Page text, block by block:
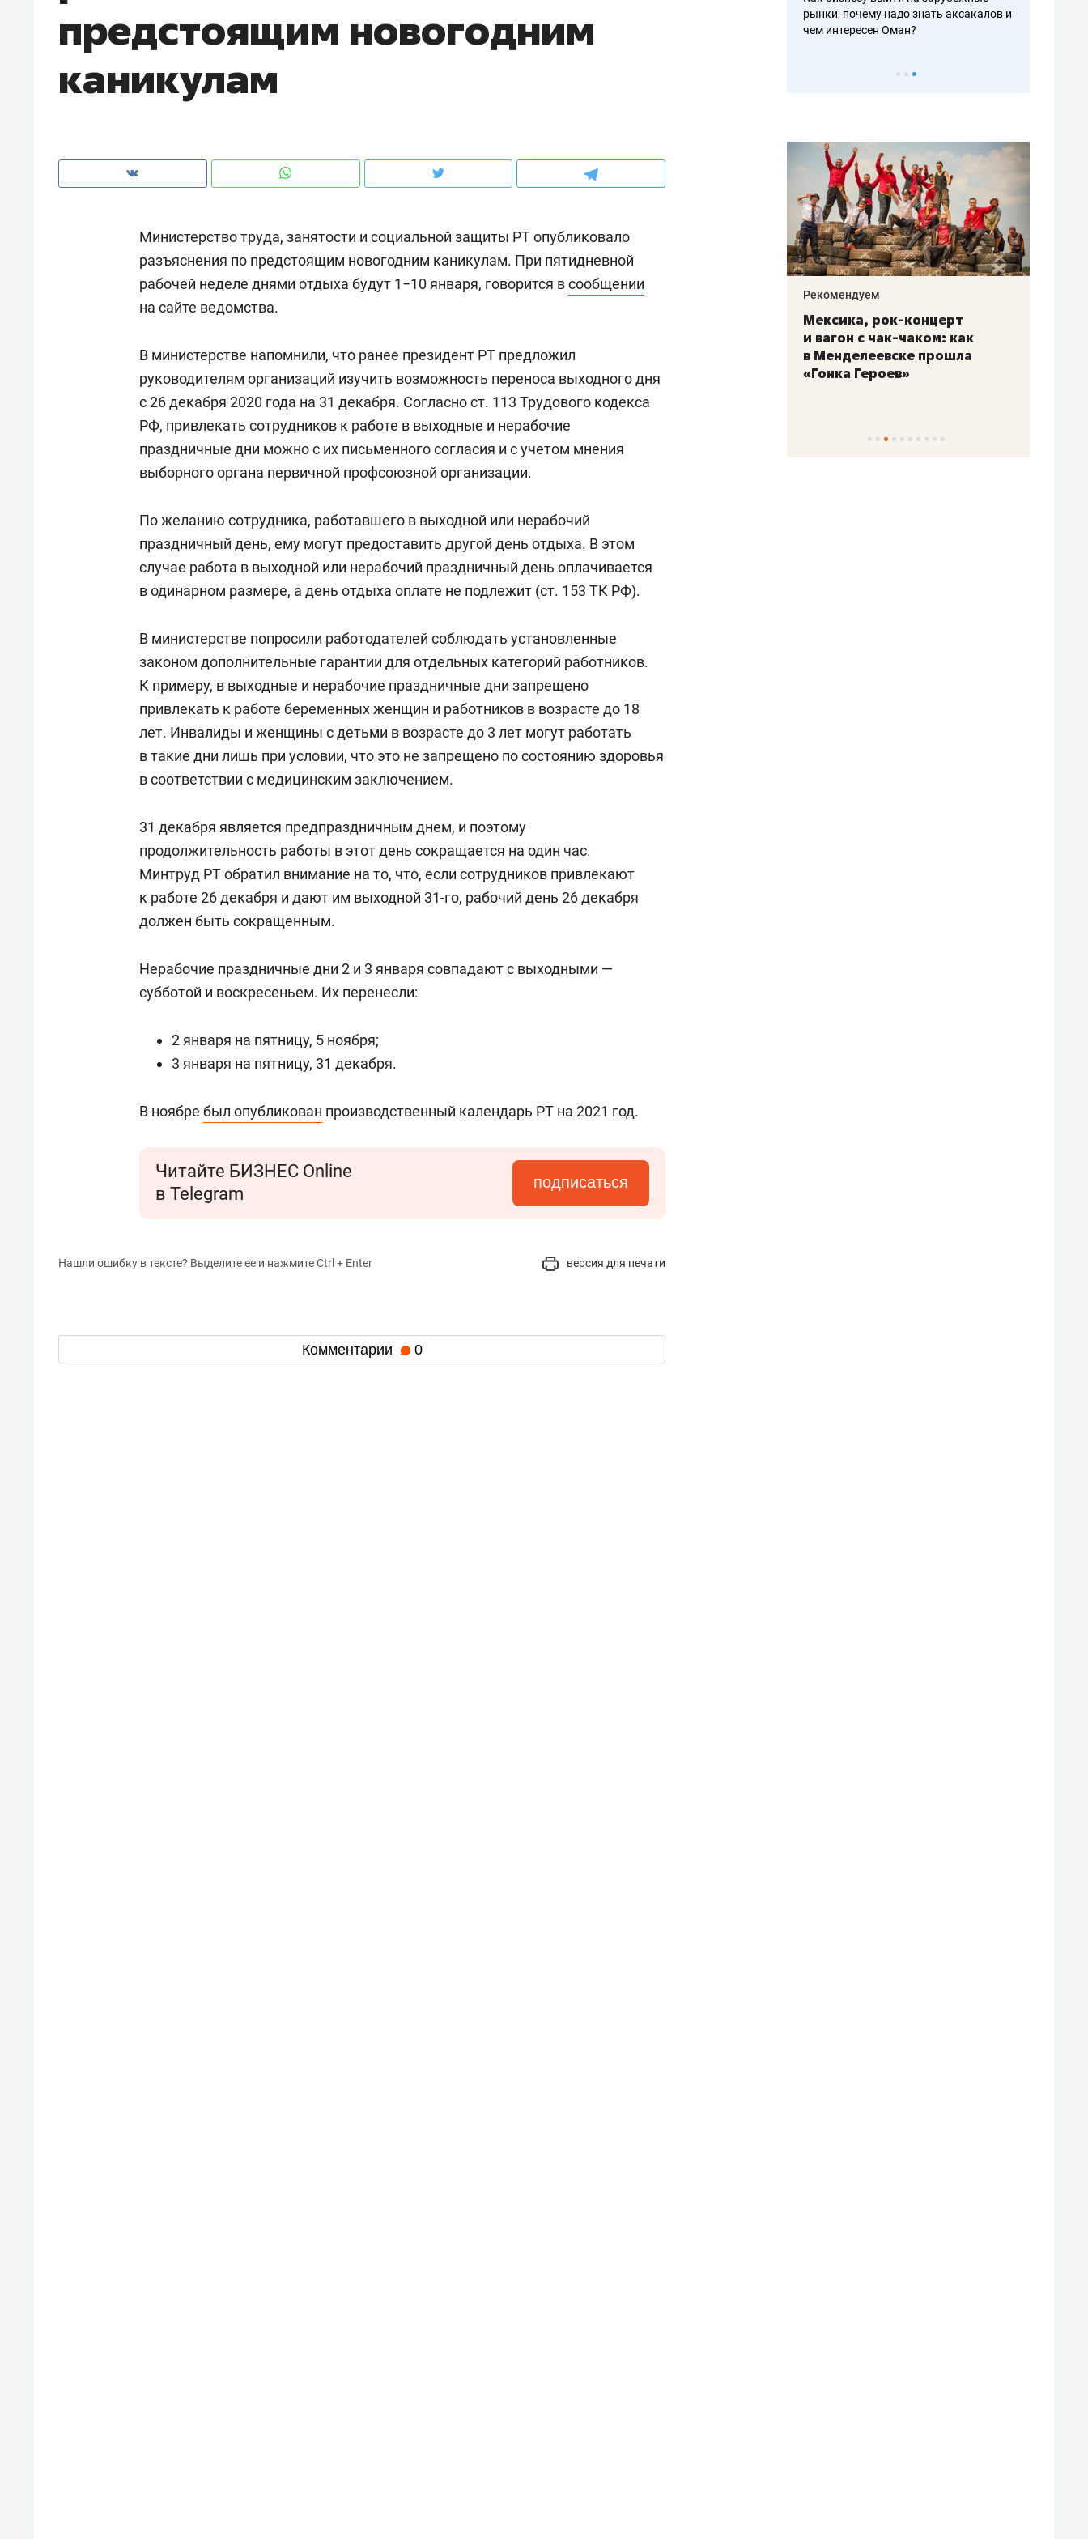
предстоящим новогодним
каникулам
Министерство труда, занятости и социальной защиты РТ опубликовало
разъяснения по предстоящим новогодним каникулам. При пятидневной
рабочей неделе днями отдыха будут 1−10 января, говорится всообщении
на сайте ведомства.
В министерстве напомнили, что ранее президент РТ предложил
руководителям организаций изучить возможность переноса выходного дня
с 26 декабря 2020 года на 31 декабря. Согласно ст. 113 Трудового кодекса
РФ, привлекать сотрудников к работе в выходные и нерабочие
праздничные дни можно с их письменного согласия и с учетом мнения
выборного органа первичной профсоюзной организации.
По желанию сотрудника, работавшего в выходной или нерабочий
праздничный день, ему могут предоставить другой день отдыха. В этом
случае работа в выходной или нерабочий праздничный день оплачивается
в одинарном размере, а день отдыха оплате не подлежит (ст. 153 ТК РФ).
В министерстве попросили работодателей соблюдать установленные
законом дополнительные гарантии для отдельных категорий работников.
К примеру, в выходные и нерабочие праздничные дни запрещено
привлекать к работе беременных женщин и работников в возрасте до 18
лет. Инвалиды и женщины с детьми в возрасте до 3 лет могут работать
в такие дни лишь при условии, что это не запрещено по состоянию здоровья
в соответствии с медицинским заключением.
31 декабря является предпраздничным днем, и поэтому
продолжительность работы в этот день сокращается на один час.
Минтруд РТ обратил внимание на то, что, если сотрудников привлекают
к работе 26 декабря и дают им выходной 31-го, рабочий день 26 декабря
должен быть сокращенным.
Нерабочие праздничные дни 2 и 3 января совпадают с выходными —
субботой и воскресеньем. Их перенесли:
2 января на пятницу, 5 ноября;
3 января на пятницу, 31 декабря.
В ноябре был опубликован производственный календарь РТ на 2021 год.
Читайте БИЗНЕС Online
в Telegram
подписаться
Нашли ошибку в тексте? Выделите ее и нажмите Ctrl + Enter версия для печати
Комментарии 0
чем интересен Оман?
клиентах и чудных запросах мастеров
рынки, почему надо знать аксакалов и
чем интересен Оман?
Рекомендуем
Как ГК «МИР ГРУПП» и ВТБ
комфорта под Казанью
Рекомендуем
безопасность в ЖК «Нова»
Рекомендуем
с ментальным и физическим
состоянием как основа
антихрупких команд
Рекомендуем
Мексика, рок-концерт
и вагон с чак-чаком: как
в Менделеевске прошла
«Гонка Героев»